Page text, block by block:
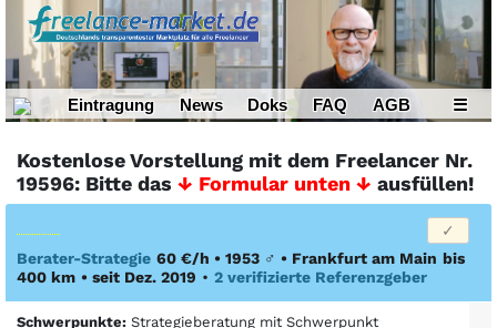
Eintragung News Doks FAQ AGB ☰
Kostenlose Vorstellung mit dem Freelancer Nr.
19596: Bitte das ↓ Formular unten ↓ ausfüllen!
Berater-Strategie 60 €/h • 1953 ♂ • Frankfurt am Main bis
400 km • seit Dez. 2019 • 2 verifizierte Referenzgeber
Schwerpunkte: Strategieberatung mit Schwerpunkt